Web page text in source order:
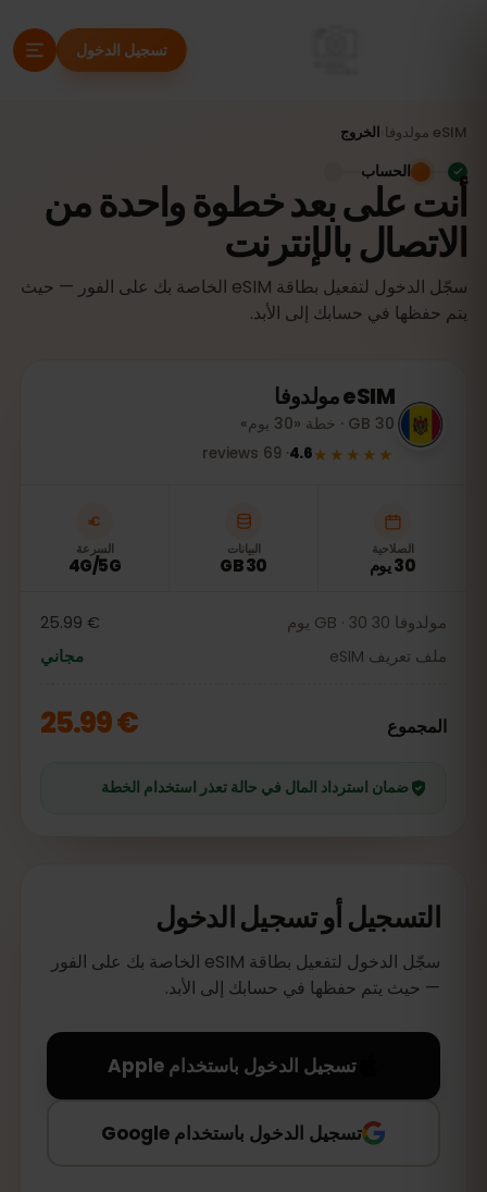
تسجيل الدخول
eSIM مولدوفا الخروج
أنت على بعد خطوة واحدة من
الاتصال بالإنترنت
سجّل الدخول لتفعيل بطاقة eSIM الخاصة بك على الفور — حيث
يتم حفظها في حسابك إلى الأبد.
الحساب
eSIMمولدوفا
30 GB · خطة «30 يوم»
★★★★★
4.6
·
69
reviews
الصلاحية
30 يوم
البيانات
30 GB
السرعة
4G/5G
مولدوفا 30 GB · 30 يوم
€ 25.99
ملف تعريف eSIM
مجاني
المجموع € 25.99
ضمان استرداد المال في حالة تعذر استخدام الخطة
التسجيل أو تسجيل الدخول
سجّل الدخول لتفعيل بطاقة eSIM الخاصة بك على الفور
— حيث يتم حفظها في حسابك إلى الأبد.
تسجيل الدخول باستخدام Apple
تسجيل الدخول باستخدام Google